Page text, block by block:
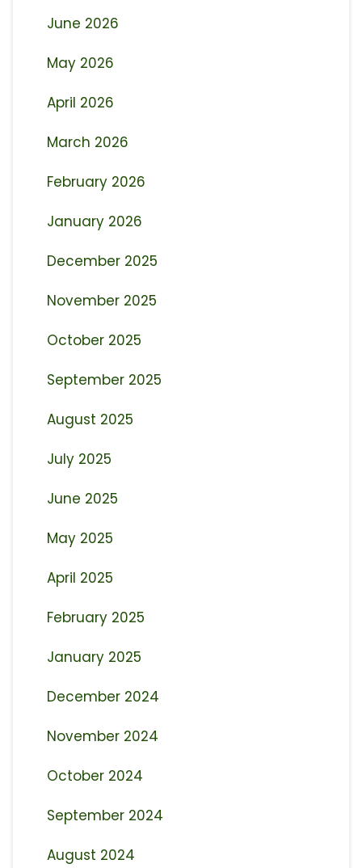
June 2026
May 2026
April 2026
March 2026
February 2026
January 2026
December 2025
November 2025
October 2025
September 2025
August 2025
July 2025
June 2025
May 2025
April 2025
February 2025
January 2025
December 2024
November 2024
October 2024
September 2024
August 2024